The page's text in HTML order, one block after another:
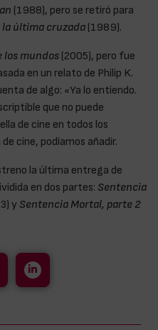
(1988), pero se retiró para
la última cruzada (1989).
los mundos (2005), pero fue
en un relato de Philip K.
de algo: «Ya lo entiendo.
que no puede
de cine en todos los
cine, podíamos añadir.
la última entrega de
en dos partes: Sentencia
y Sentencia Mortal, parte 2